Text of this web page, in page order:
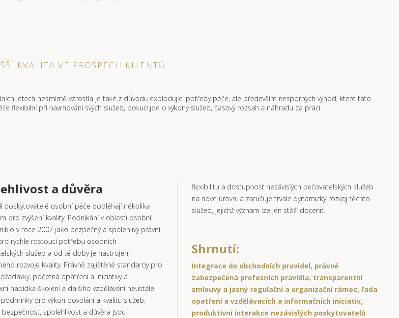
KVALITA VE PROSPĚCH KLIENTŮ
letech nesmírně vzrostla je také z důvodu explodující potřeby péče, ale především nesporných výhod, které tato
flexibilní při navrhování svých služeb, pokud jde o výkony služeb, časový rozsah a náhradu za práci.
a důvěra
poskytovatelé osobní péče podléhají několika
pro zvýšení kvality. Podnikání v oblasti osobní
v roce 2007 jako bezpečný a spolehlivý právní
rychle rostoucí potřebu osobních
služeb a od té doby je nástrojem
rozvoje kvality. Právně zajištěné standardy pro
početná opatření a iniciativy a
nabídka školení a dalšího vzdělávání neustále
pro výkon povolání a kvalitu služeb.
bezpečnost, spolehlivost a důvěra jsou
flexibilitu a dostupnost nezávislých pečovatelských služeb
na nové úrovni a zaručuje trvale dynamický rozvoj těchto
služeb, jejichž význam lze jen stěží docenit.
Shrnutí:
Integrace do obchodních pravidel, právně
zabezpečená profesních pravidla, transparentní
smlouvy a jasný regulační a organizační rámec, řada
opatření a vzdělávacích a informačních iniciativ,
produktivní interakce nezávislých poskytovatelů